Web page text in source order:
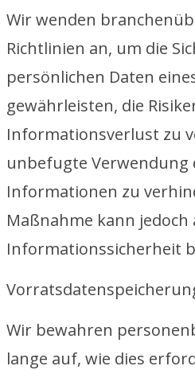
Wir wenden
Richtlinien an, um die
persönlichen Daten
gewährleisten, die
Informationsverlust zu
unbefugte Verwendung
Informationen zu
Maßnahme kann jedoch
Informationssicherheit
Wir bewahren
lange auf, wie dies